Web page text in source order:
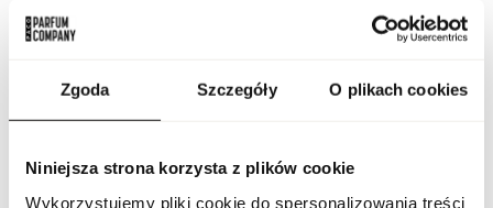
Zgoda Szczegóły O plikach cookies
Niniejsza strona korzysta z plików cookie
Wykorzystujemy pliki cookie do spersonalizowania treści
piżmem. Paczula dodaje zapachowi wyrazistości i
wielowymiarowa kompozycja sprawia, że Cartier La Panthere